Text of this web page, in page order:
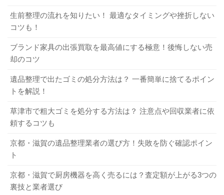
どころかお金になるというのは大きなメリットでしょう。
ただし、買取対象にならない場合もあるため、事前に確認
しておく必要があります。買取業者としては、リサイクル
ショップや、前述の不用品回収業者などを利用するとよい
でしょう。
関連記事
2．まだ使えるソファは買取へ
買取対象になりやすいソファの条件には、以下のようなも
のがあります。
関連記事
4．ソファを高く売るためには？
ソファを少しでも高く売るために、事前にやっておくべき
4-1．きれいに掃除する
う。掃除機でホコリを吸い取り、水拭きが可能な素材であ
関連記事
関連記事
6．ソファの買取に関するよくある質問
「ソファを買取に出したい」という人が感じるであろう疑
問とその回答をまとめました。
Q．ソファに傷があるのですが、補修してから買取に出した
ほうがよいでしょうか？
できません。業者に補修を依頼すると数万円の費用がかか
があります。そのため、無理に補修はせず、そのまま買取
に出したほうがよいでしょう。
生前整理の流れを知りたい！ 最適なタイミングや挫折しない
コツも！
ブランド家具の出張買取を最高値にする極意！後悔しない売
却のコツ
遺品整理で出たゴミの処分方法は？ 一番簡単に捨てるポイン
トを解説！
草津市で粗大ゴミを処分する方法は？ 注意点や回収業者に依
頼するコツも
京都・滋賀の遺品整理業者の選び方！失敗を防ぐ確認ポイン
ト
京都・滋賀で厨房機器を高く売るには？査定額が上がる3つの
裏技と業者選び